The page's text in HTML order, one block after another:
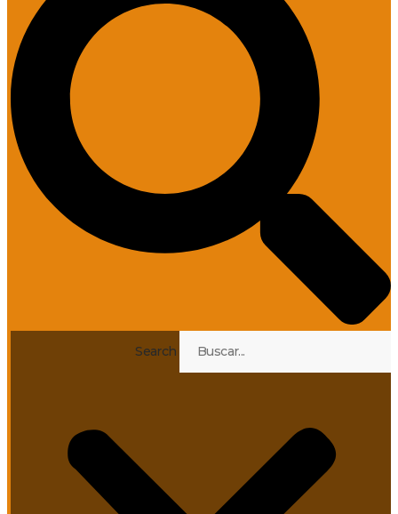
Search